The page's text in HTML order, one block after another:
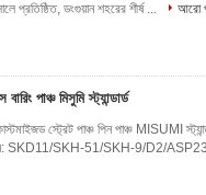
প্রতিষ্ঠিত, ডংগুয়ান শহরের শীর্ষ ...
আরো
পাঞ্চ মিসুমি স্ট্যান্ডার্ড
কাস্টমাইজড স্ট্রেট পাঞ্চ পিন পাঞ্চ MISUMI
SKD11/SKH-51/SKH-9/D2/